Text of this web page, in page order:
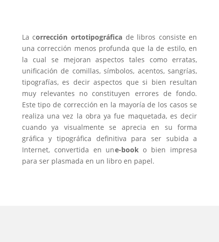
La corrección ortotipográficade libros consiste en
una corrección menos profunda que la de estilo, en
la cual se mejoran aspectos tales como erratas,
unificación de comillas, símbolos, acentos, sangrías,
tipografías, es decir aspectos que si bien resultan
muy relevantes no constituyen errores de fondo.
Este tipo de corrección en la mayoría de los casos se
realiza una vez la obra ya fue maquetada, es decir
cuando ya visualmente se aprecia en su forma
gráfica y tipográfica definitiva para ser subida a
Internet, convertida en une-booko bien impresa
para ser plasmada en un libro en papel.